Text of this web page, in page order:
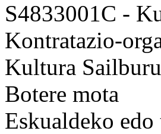
S4833001C -
Kontratazio-
Kultura
Botere mota
Eskualdeko